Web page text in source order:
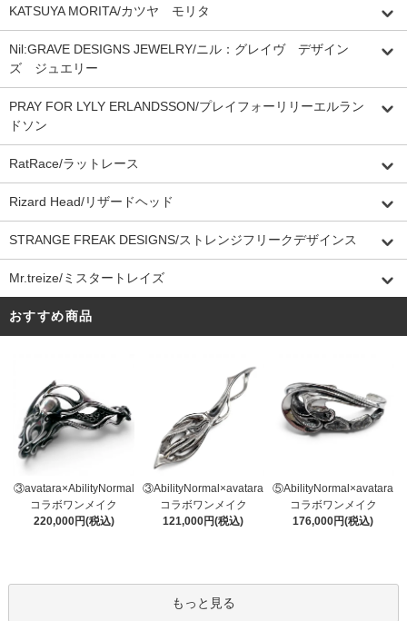
KATSUYA MORITA/カツヤ モリタ
Nil:GRAVE DESIGNS JEWELRY/ニル：グレイヴ デザイン
ズ ジュエリー
PRAY FOR LYLY ERLANDSSON/プレイフォーリリーエルラン
ドソン
RatRace/ラットレース
Rizard Head/リザードヘッド
STRANGE FREAK DESIGNS/ストレンジフリークデザインス
Mr.treize/ミスタートレイズ
おすすめ商品
③avatara×AbilityNormal
コラボワンメイク
220,000円(税込)
③AbilityNormal×avatara
コラボワンメイク
121,000円(税込)
⑤AbilityNormal×avatara
コラボワンメイク
176,000円(税込)
もっと見る